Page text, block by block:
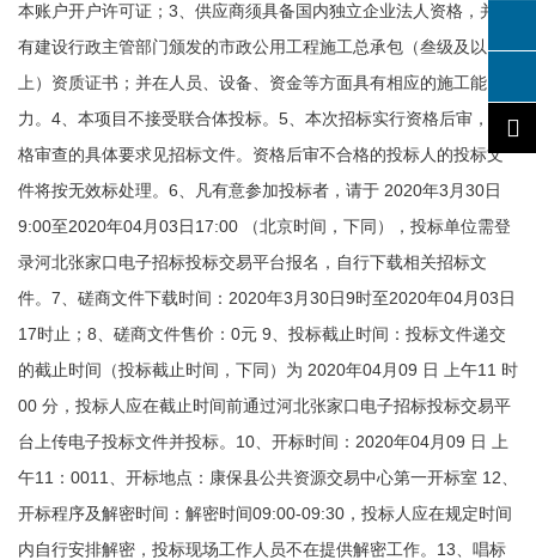
本账户开户许可证；3、供应商须具备国内独立企业法人资格，并具
有建设行政主管部门颁发的市政公用工程施工总承包（叁级及以
上）资质证书；并在人员、设备、资金等方面具有相应的施工能
力。4、本项目不接受联合体投标。5、本次招标实行资格后审，资
格审查的具体要求见招标文件。资格后审不合格的投标人的投标文
件将按无效标处理。6、凡有意参加投标者，请于 2020年3月30日
9:00至2020年04月03日17:00 （北京时间，下同），投标单位需登
录河北张家口电子招标投标交易平台报名，自行下载相关招标文
件。7、磋商文件下载时间：2020年3月30日9时至2020年04月03日
17时止；8、磋商文件售价：0元 9、投标截止时间：投标文件递交
的截止时间（投标截止时间，下同）为 2020年04月09 日 上午11 时
00 分，投标人应在截止时间前通过河北张家口电子招标投标交易平
台上传电子投标文件并投标。10、开标时间：2020年04月09 日 上
午11：0011、开标地点：康保县公共资源交易中心第一开标室 12、
开标程序及解密时间：解密时间09:00-09:30，投标人应在规定时间
内自行安排解密，投标现场工作人员不在提供解密工作。13、唱标